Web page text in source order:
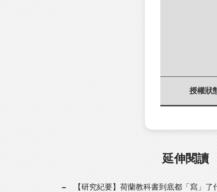
授權狀
延伸閱讀
【研究紀要】荷蘭教科書到底都「寫」